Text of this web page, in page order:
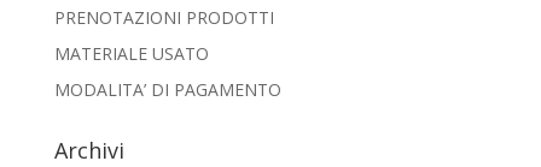
PRENOTAZIONI PRODOTTI
MATERIALE USATO
MODALITA’ DI PAGAMENTO
Archivi